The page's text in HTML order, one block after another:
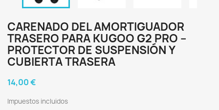
CARENADO DEL AMORTIGUADOR
TRASERO PARA KUGOO G2 PRO –
PROTECTOR DE SUSPENSIÓN Y
CUBIERTA TRASERA
14,00 €
Impuestos incluidos